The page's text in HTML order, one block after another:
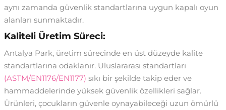
aynı zamanda güvenlik standartlarına uygun kapalı oyun
alanları sunmaktadır.
Kaliteli Üretim Süreci:
Antalya Park, üretim sürecinde en üst düzeyde kalite
standartlarına odaklanır. Uluslararası standartları
(ASTM/EN1176/EN1177) sıkı bir şekilde takip eder ve
hammaddelerinde yüksek güvenlik özellikleri sağlar.
Ürünleri, çocukların güvenle oynayabileceği uzun ömürlü